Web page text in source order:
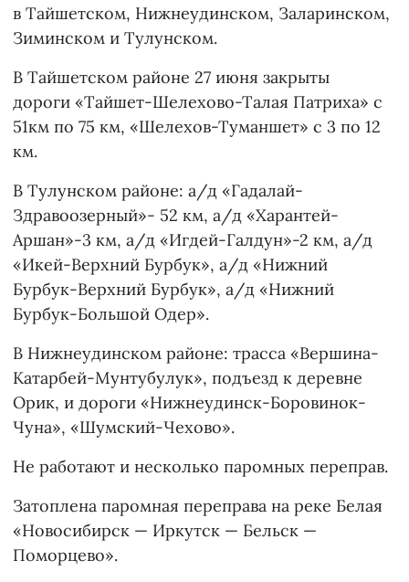
в Тайшетском, Нижнеудинском, Заларинском,
Зиминском и Тулунском.
В Тайшетском районе 27 июня закрыты
дороги «Тайшет-Шелехово-Талая Патриха» с
51км по 75 км, «Шелехов-Туманшет» с 3 по 12
км.
В Тулунском районе: а/д «Гадалай-
Здравоозерный»- 52 км, а/д «Харантей-
Аршан»-3 км, а/д «Игдей-Галдун»-2 км, а/д
«Икей-Верхний Бурбук», а/д «Нижний
Бурбук-Верхний Бурбук», а/д «Нижний
Бурбук-Большой Одер».
В Нижнеудинском районе: трасса «Вершина-
Катарбей-Мунтубулук», подъезд к деревне
Орик, и дороги «Нижнеудинск-Боровинок-
Чуна», «Шумский-Чехово».
Не работают и несколько паромных переправ.
Затоплена паромная переправа на реке Белая
«Новосибирск — Иркутск — Бельск —
Поморцево».